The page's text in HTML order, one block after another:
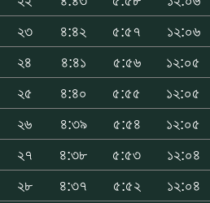
২৩
৪:৪২ ৫:৫৭ ১২:০৬
২৪
৪:৪১ ৫:৫৬ ১২:০৫
২৫
৪:৪০ ৫:৫৫ ১২:০৫
২৬
৪:৩৯ ৫:৫৪ ১২:০৫
২৭
৪:৩৮ ৫:৫৩ ১২:০৪
২৮
৪:৩৭ ৫:৫২ ১২:০৪